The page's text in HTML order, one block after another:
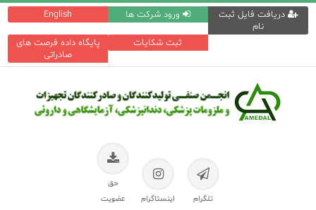
English ورود شرکت ها
دریافت فایل ثبت
نام
پایگاه داده فرصت های
صادراتی
ثبت شکایات
تلگرام اینستاگرام
حق
عضویت